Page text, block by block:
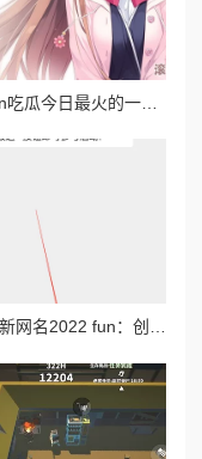
51cgfun吃瓜今日最火的一句：这句话在社交媒体上引发热议，成为网友们讨论的焦点，体现了当下流行文化的趣味与共鸣
98堂最新网名2022 fun：创意无限的网络昵称推荐与使用技巧分享，助你在社交平台中脱颖而出